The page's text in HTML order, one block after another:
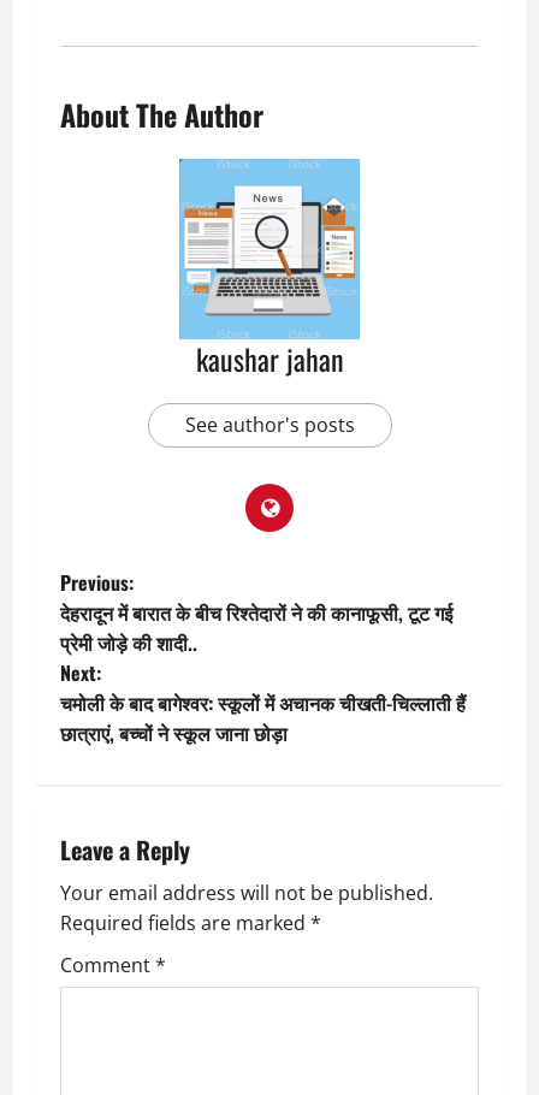
About The Author
kaushar jahan
See author's posts
P
o
s
t
a
v
i
g
Previous:
देहरादून में बारात के बीच रिश्तेदारों ने की कानाफूसी, टूट गई
प्रेमी जोड़े की शादी..
Next:
चमोली के बाद बागेश्वर: स्कूलों में अचानक चीखती-चिल्लाती हैं
छात्राएं, बच्चों ने स्कूल जाना छोड़ा
Leave a Reply
Your email address will not be published.
Required fields are marked *
Comment*